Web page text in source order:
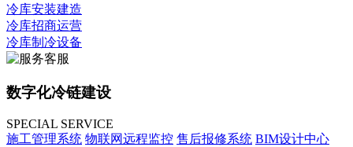
冷库安装建造
冷库招商运营
冷库制冷设备
数字化冷链建设
SPECIAL SERVICE
施工管理系统 物联网远程监控 售后报修系统 BIM设计中心